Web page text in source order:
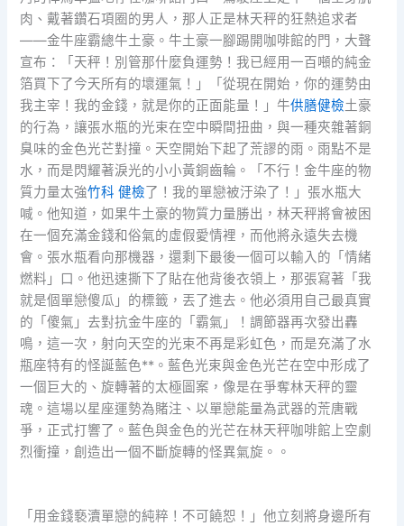
肉、戴著鑽石項圈的男人，那人正是林天秤的狂熱追求者
——金牛座霸總牛土豪。牛土豪一腳踢開咖啡館的門，大聲
宣布：「天秤！別管那什麼負運勢！我已經用一百噸的純金
箔買下了今天所有的壞運氣！」「從現在開始，你的運勢由
我主宰！我的金錢，就是你的正面能量！」牛供膳健檢土豪
的行為，讓張水瓶的光束在空中瞬間扭曲，與一種夾雜著銅
臭味的金色光芒對撞。天空開始下起了荒謬的雨。雨點不是
水，而是閃耀著淚光的小小黃銅齒輪。「不行！金牛座的物
質力量太強竹科 健檢了！我的單戀被汙染了！」張水瓶大
喊。他知道，如果牛土豪的物質力量勝出，林天秤將會被困
在一個充滿金錢和俗氣的虛假愛情裡，而他將永遠失去機
會。張水瓶看向那機器，還剩下最後一個可以輸入的「情緒
燃料」口。他迅速撕下了貼在他背後衣領上，那張寫著「我
就是個單戀傻瓜」的標籤，丟了進去。他必須用自己最真實
的「傻氣」去對抗金牛座的「霸氣」！調節器再次發出轟
鳴，這一次，射向天空的光束不再是彩虹色，而是充滿了水
瓶座特有的怪誕藍色**。藍色光束與金色光芒在空中形成了
一個巨大的、旋轉著的太極圖案，像是在爭奪林天秤的靈
魂。這場以星座運勢為賭注、以單戀能量為武器的荒唐戰
爭，正式打響了。藍色與金色的光芒在林天秤咖啡館上空劇
烈衝撞，創造出一個不斷旋轉的怪異氣旋。。
「用金錢褻瀆單戀的純粹！不可饒恕！」他立刻將身邊所有